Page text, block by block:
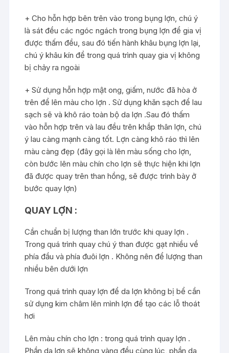
+ Cho hỗn hợp bên trên vào trong bụng lợn, chú ý
là sát đều các ngóc ngách trong bụng lợn để gia vị
được thấm đều, sau đó tiến hành khâu bụng lợn lại,
chú ý khâu kín để trong quá trình quay gia vị không
bị chảy ra ngoài
+ Sử dụng hỗn hợp mật ong, giấm, nước đã hòa ở
trên để lên màu cho lợn . Sử dụng khăn sạch để lau
sạch sẽ và khô ráo toàn bộ da lợn .Sau đó thấm
vào hỗn hợp trên và lau đều trên khắp thân lợn, chú
ý lau càng mạnh càng tốt. Lợn càng khô ráo thì lên
màu càng đẹp (đây gọi là lên màu sống cho lợn,
còn bước lên màu chín cho lợn sẽ thực hiện khi lợn
đã được quay trên than hồng, sẽ được trình bày ở
bước quay lợn)
QUAY LỢN :
Cần chuẩn bị lượng than lớn trước khi quay lợn .
Trong quá trình quay chú ý than được gạt nhiều về
phía đầu và phía đuôi lợn . Không nên để lượng than
nhiều bên dưới lợn
Trong quá trình quay lợn để da lợn không bị bể cần
sử dụng kim châm lên mình lợn để tạo các lỗ thoát
hơi
Lên màu chín cho lợn : trong quá trình quay lợn .
Phần da lợn sẽ không vàng đều cùng lúc, phần da